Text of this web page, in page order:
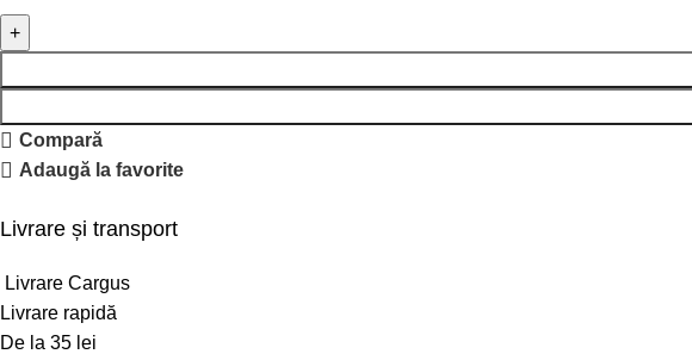
Compară
Adaugă la favorite
Livrare și transport
Livrare Cargus
Livrare rapidă
De la 35 lei